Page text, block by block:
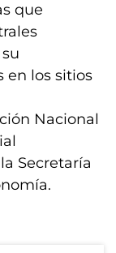
que
en los sitios
Nacional
Secretaría